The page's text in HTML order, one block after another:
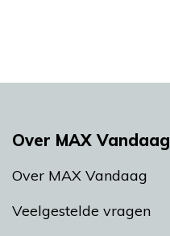
Over MAX Vandaag
Over MAX Vandaag
Veelgestelde vragen